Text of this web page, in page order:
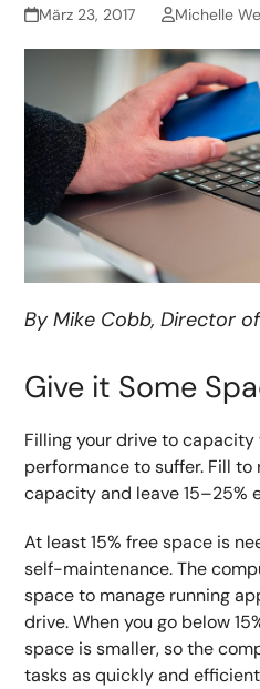
März 23, 2017 Michelle
By Mike Cobb, Director
Give it Some
Filling your drive to capacity
performance to suffer. Fill to
capacity and leave 15–25%
At least 15% free space is
self-maintenance. The
space to manage running
drive. When you go below
space is smaller, so the
tasks as quickly and